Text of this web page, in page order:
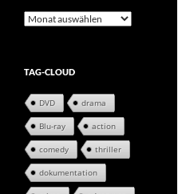
Review-
TAG-CLOUD
DVD drama
Blu-ray action
comedy thriller
dokumentation